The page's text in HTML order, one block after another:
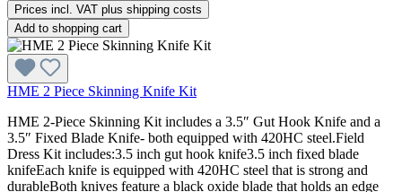
Prices incl. VAT plus shipping costs
Add to shopping cart
HME 2 Piece Skinning Knife Kit
HME 2-Piece Skinning Kit includes a 3.5″ Gut Hook Knife and a
3.5″ Fixed Blade Knife- both equipped with 420HC steel.Field
Dress Kit includes:3.5 inch gut hook knife3.5 inch fixed blade
knifeEach knife is equipped with 420HC steel that is strong and
durableBoth knives feature a black oxide blade that holds an edge